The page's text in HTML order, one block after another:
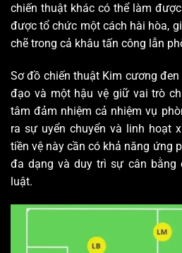
chiến thuật khác có thể làm
được tổ chức một cách hài hòa,
chẽ trong cả khâu tấn công lẫn
Sơ đồ chiến thuật Kim cương
đạo và một hậu vệ giữ vai trò
tâm đảm nhiệm cả nhiệm vụ
ra sự uyển chuyển và linh hoạt
tiền vệ này cần có khả năng ứng
đa dạng và duy trì sự cân bằng
luật.